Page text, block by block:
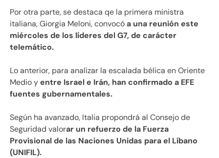
Por otra parte, se destaca qe la primera ministra
italiana, Giorgia Meloni, convocóa una reunión este
miércoles de los líderes del G7, de carácter
telemático.
Lo anterior, para analizar la escalada bélica en Oriente
Medio yentre Israel e Irán, han confirmado a EFE
fuentes gubernamentales.
Según ha avanzado, Italia propondrá al Consejo de
Seguridad valorar un refuerzo de la Fuerza
Provisional de las Naciones Unidas para el Líbano
(UNIFIL).